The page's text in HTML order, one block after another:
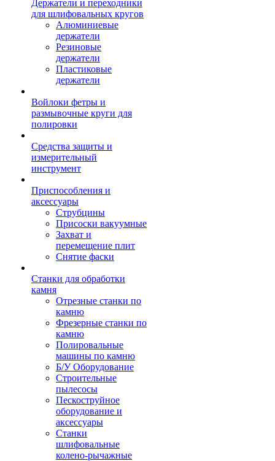
Держатели и переходники
для шлифовальных кругов
Алюминиевые
держатели
Резиновые
держатели
Пластиковые
держатели
Войлоки фетры и
размывочные круги для
полировки
Средства защиты и
измерительный
инструмент
Приспособления и
аксессуары
Струбцины
Присоски вакуумные
Захват и
перемещение плит
Снятие фаски
Станки для обработки
камня
Отрезные станки по
камню
Фрезерные станки по
камню
Полировальные
машины по камню
Б/У Оборудование
Строительные
пылесосы
Пескоструйное
оборудование и
аксессуары
Станки
шлифовальные
колено-рычажные